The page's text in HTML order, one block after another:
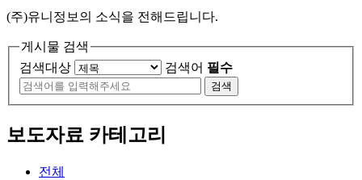
(주)유니정보의 소식을 전해드립니다.
게시물 검색
검색대상
검색어 필수
보도자료 카테고리
전체